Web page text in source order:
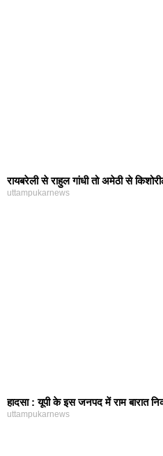
रायबरेली से राहुल गांधी तो अमेठी से
uttampukarnews
हादसा : यूपी के इस जनपद में राम बारात
uttampukarnews